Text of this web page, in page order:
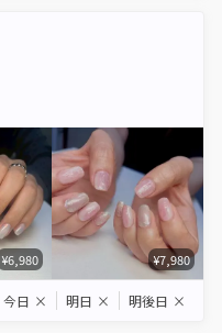
¥6,980 ¥7,980
今日 × 明日 × 明後日 ×